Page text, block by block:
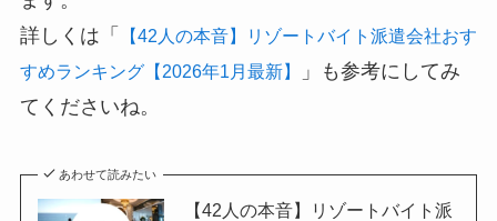
詳しくは「
【42人の本音】リゾートバイト派遣会社おす
すめランキング【2026年1月最新】
」も参考にしてみ
てくださいね。
あわせて読みたい
【42人の本音】リゾートバイト派